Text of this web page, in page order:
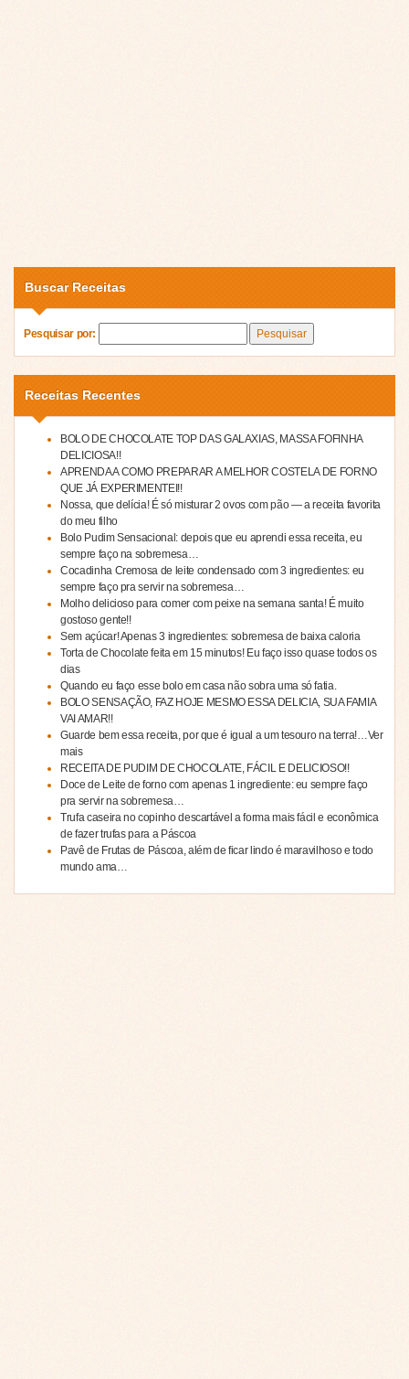
Buscar Receitas
Pesquisar por:
Receitas Recentes
BOLO DE CHOCOLATE TOP DAS GALAXIAS, MASSA FOFINHA
DELICIOSA!!
APRENDA A COMO PREPARAR A MELHOR COSTELA DE FORNO
QUE JÁ EXPERIMENTEI!!
Nossa, que delícia! É só misturar 2 ovos com pão — a receita favorita
do meu filho
Bolo Pudim Sensacional: depois que eu aprendi essa receita, eu
sempre faço na sobremesa…
Cocadinha Cremosa de leite condensado com 3 ingredientes: eu
sempre faço pra servir na sobremesa…
Molho delicioso para comer com peixe na semana santa! É muito
gostoso gente!!
Sem açúcar! Apenas 3 ingredientes: sobremesa de baixa caloria
Torta de Chocolate feita em 15 minutos! Eu faço isso quase todos os
dias
Quando eu faço esse bolo em casa não sobra uma só fatia.
BOLO SENSAÇÃO, FAZ HOJE MESMO ESSA DELICIA, SUA FAMIA
VAI AMAR!!
Guarde bem essa receita, por que é igual a um tesouro na terra!…Ver
mais
RECEITA DE PUDIM DE CHOCOLATE, FÁCIL E DELICIOSO!!
Doce de Leite de forno com apenas 1 ingrediente: eu sempre faço
pra servir na sobremesa…
Trufa caseira no copinho descartável a forma mais fácil e econômica
de fazer trufas para a Páscoa
Pavê de Frutas de Páscoa, além de ficar lindo é maravilhoso e todo
mundo ama…